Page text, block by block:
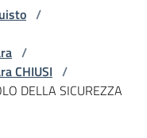
/
/
CHIUSI /
DELLA SICUREZZA